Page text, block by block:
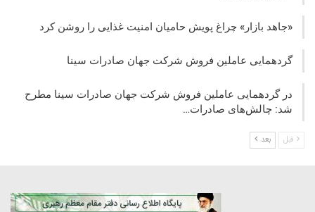
«جاهد بازار» چراغ پویش حامیان امنیت غذایی را روشن کرد
گردهمایی عاملین فروش شرکت جهان صادرات سینا
در گردهمایی عاملین فروش شرکت جهان صادرات سینا مطرح
شد: چالش‌های صادرات…
قبل بعد